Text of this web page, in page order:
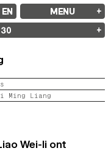
EN MENU
30
Ming Liang
Wei-li ont